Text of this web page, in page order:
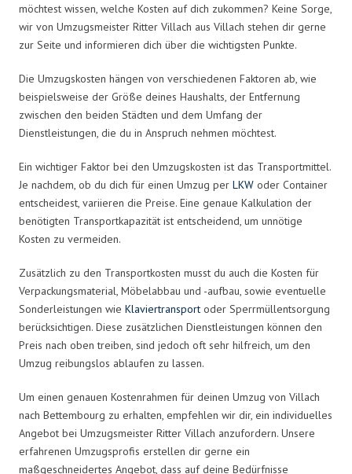
möchtest wissen, welche Kosten auf dich zukommen? Keine Sorge,
wir von Umzugsmeister Ritter Villach aus Villach stehen dir gerne
zur Seite und informieren dich über die wichtigsten Punkte.
Die Umzugskosten hängen von verschiedenen Faktoren ab, wie
beispielsweise der Größe deines Haushalts, der Entfernung
zwischen den beiden Städten und dem Umfang der
Dienstleistungen, die du in Anspruch nehmen möchtest.
Ein wichtiger Faktor bei den Umzugskosten ist das Transportmittel.
Je nachdem, ob du dich für einen Umzug per LKW oder Container
entscheidest, variieren die Preise. Eine genaue Kalkulation der
benötigten Transportkapazität ist entscheidend, um unnötige
Kosten zu vermeiden.
Zusätzlich zu den Transportkosten musst du auch die Kosten für
Verpackungsmaterial, Möbelabbau und -aufbau, sowie eventuelle
Sonderleistungen wie Klaviertransport oder Sperrmüllentsorgung
berücksichtigen. Diese zusätzlichen Dienstleistungen können den
Preis nach oben treiben, sind jedoch oft sehr hilfreich, um den
Umzug reibungslos ablaufen zu lassen.
Um einen genauen Kostenrahmen für deinen Umzug von Villach
nach Bettembourg zu erhalten, empfehlen wir dir, ein individuelles
Angebot bei Umzugsmeister Ritter Villach anzufordern. Unsere
erfahrenen Umzugsprofis erstellen dir gerne ein
maßgeschneidertes Angebot, dass auf deine Bedürfnisse